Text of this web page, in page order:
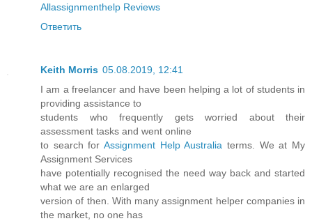
Allassignmenthelp Reviews
Ответить
Keith Morris 05.08.2019, 12:41
I am a freelancer and have been helping a lot of students in
providing assistance to
students who frequently gets worried about their
assessment tasks and went online
to search for Assignment Help Australia terms. We at My
Assignment Services
have potentially recognised the need way back and started
what we are an enlarged
version of then. With many assignment helper companies in
the market, no one has